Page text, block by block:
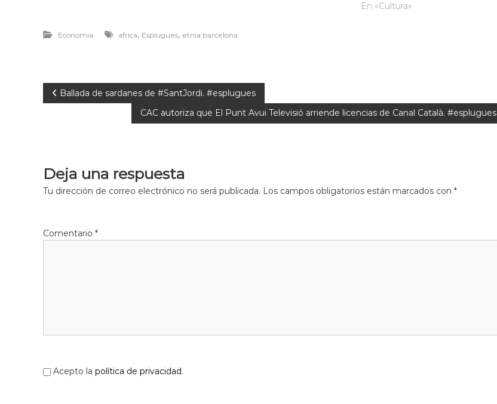
En «Cultura»
Economia africa, Esplugues, etnia barcelona
Ballada de sardanes de #SantJordi. #esplugues
CAC autoriza que El Punt Avui Televisió arriende licencias de Canal Català. #esplugues
Deja una respuesta
Tu dirección de correo electrónico no será publicada. Los campos obligatorios están marcados con *
Comentario *
Acepto la política de privacidad.